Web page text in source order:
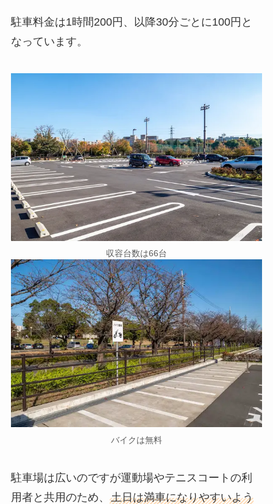
駐車料金は1時間200円、以降30分ごとに100円と
なっています。
収容台数は66台
バイクは無料
駐車場は広いのですが運動場やテニスコートの利
用者と共用のため、 土日は満車になりやすいよう